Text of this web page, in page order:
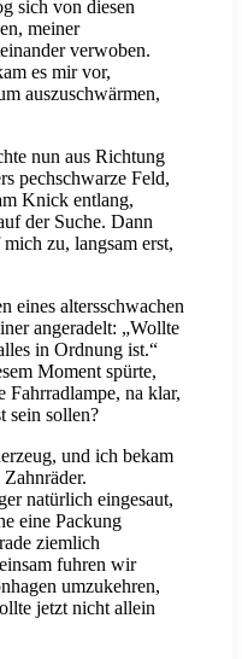
sich von diesen
meiner
verwoben.
es mir vor,
auszuschwärmen,
nun aus Richtung
pechschwarze Feld,
Knick entlang,
der Suche. Dann
zu, langsam erst,
eines altersschwachen
angeradelt: „Wollte
in Ordnung ist.“
Moment spürte,
Fahrradlampe, na klar,
sein sollen?
und ich bekam
natürlich eingesaut,
eine Packung
ziemlich
fuhren wir
umzukehren,
jetzt nicht allein